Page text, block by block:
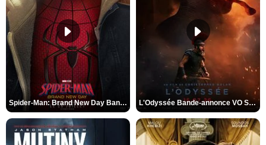
Spider-Man: Brand New Day Bande-annonce VO STFR L'Odyssée Bande-annonce VO STFR